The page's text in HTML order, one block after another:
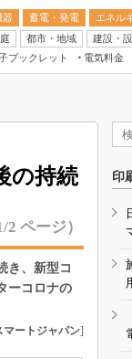
器 蓄電・発電 エネル
都市・地域
建設・
ブックレット 電気料金
新電力
電気料金ガイドブ
空調特集
BEMS
キーワード解説
の持続
2 ページ）
き、新型コ
ーコロナの
マートジャパン]
印